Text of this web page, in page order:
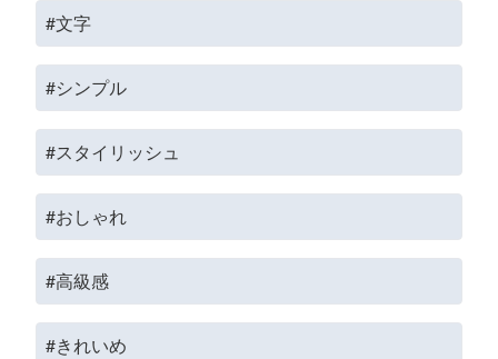
#文字
#シンプル
#スタイリッシュ
#おしゃれ
#高級感
#きれいめ